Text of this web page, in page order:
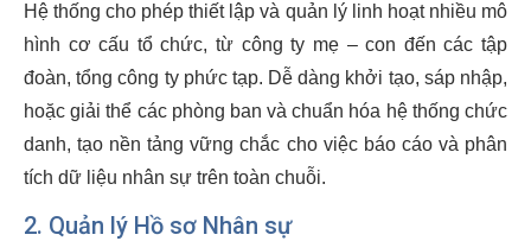
Hệ thống cho phép thiết lập và quản lý linh hoạt nhiều mô
hình cơ cấu tổ chức, từ công ty mẹ – con đến các tập
đoàn, tổng công ty phức tạp. Dễ dàng khởi tạo, sáp nhập,
hoặc giải thể các phòng ban và chuẩn hóa hệ thống chức
danh, tạo nền tảng vững chắc cho việc báo cáo và phân
tích dữ liệu nhân sự trên toàn chuỗi.
2. Quản lý Hồ sơ Nhân sự